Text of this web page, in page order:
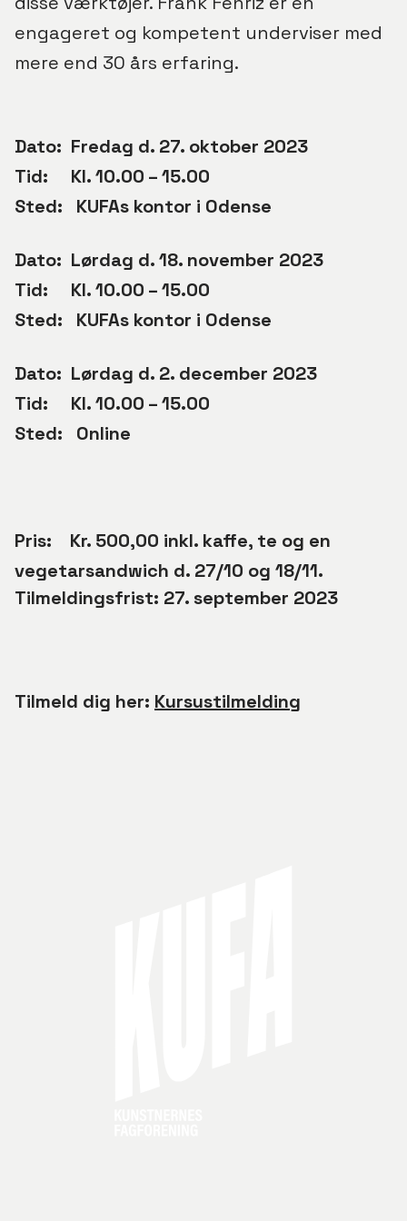
engageret og kompetent underviser med
mere end 30 års erfaring.
Dato: Fredag d. 27. oktober 2023
Tid: Kl. 10.00 – 15.00
Sted: KUFAs kontor i Odense
Dato: Lørdag d. 18. november 2023
Tid: Kl. 10.00 – 15.00
Sted: KUFAs kontor i Odense
Dato: Lørdag d. 2. december 2023
Tid: Kl. 10.00 – 15.00
Sted: Online
Pris: Kr. 500,00 inkl. kaffe, te og en
vegetarsandwich d. 27/10 og 18/11.
Tilmeldingsfrist: 27. september 2023
Tilmeld dig her: Kursustilmelding